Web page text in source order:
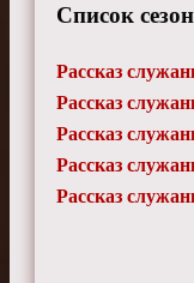
интересны.
Список
Рассказ
Рассказ
Рассказ
Рассказ
Рассказ